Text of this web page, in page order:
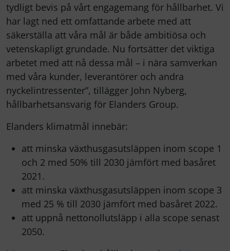
tydligt bevis på vårt engagemang för hållbarhet. Vi
har lagt ned ett omfattande arbete med att
säkerställa att våra mål är både ambitiösa och
vetenskapligt grundade. Nu fortsätter det viktiga
arbetet med att nå dessa mål – i nära samverkan
med våra kunder, leverantörer och andra
nyckelintressenter”, tillägger John Nyberg,
hållbarhetsansvarig för Elanders Group.
Elanders klimatmål innebär:
att minska växthusgasutsläppen inom scope 1
och 2 med 50% till 2030 jämfört med basåret
2021.
att minska växthusgasutsläppen inom scope 3
med 25 % till 2030 jämfört med basåret 2022.
att uppnå nettonollutsläpp i alla scope senast
2050.